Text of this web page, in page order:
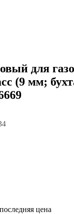
для
(9 мм;
цена